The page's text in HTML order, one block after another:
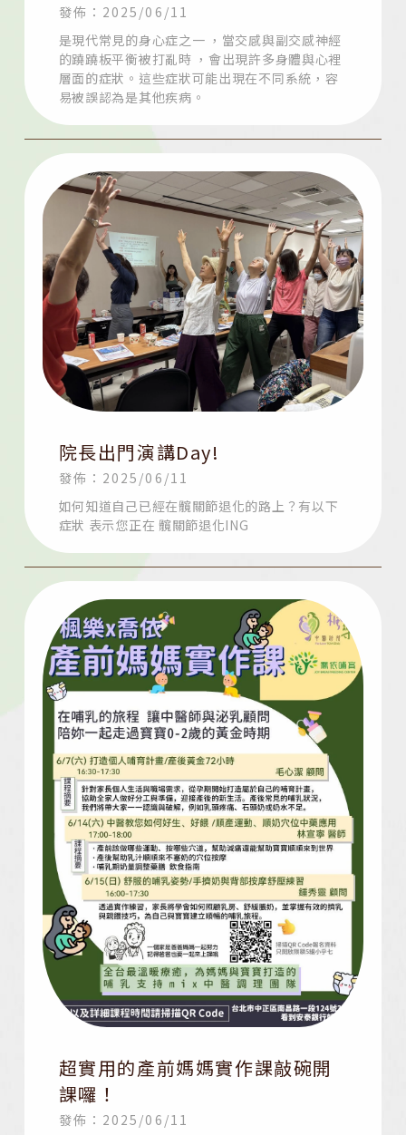
發佈：2025/06/11
是現代常見的身心症之一 ，當交感與副交感神經
的蹺蹺板平衡被打亂時 ，會出現許多身體與心裡
層面的症狀。這些症狀可能出現在不同系統，容
易被誤認為是其他疾病。
院長出門演講Day!
發佈：2025/06/11
如何知道自己已經在髖關節退化的路上？有以下
症狀 表示您正在 髖關節退化ING
超實用的產前媽媽實作課敲碗開
課囉！
發佈：2025/06/11